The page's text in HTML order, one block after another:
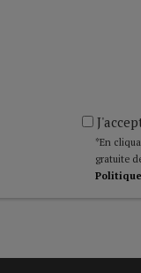
*En
gratuite